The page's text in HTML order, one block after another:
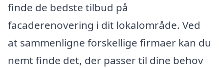
finde de bedste tilbud på
facaderenovering i dit lokalområde. Ved
at sammenligne forskellige firmaer kan du
nemt finde det, der passer til dine behov